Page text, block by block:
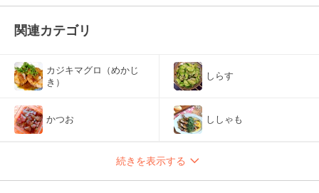
関連カテゴリ
カジキマグロ（めかじ
き）
しらす
かつお ししゃも
続きを表示する